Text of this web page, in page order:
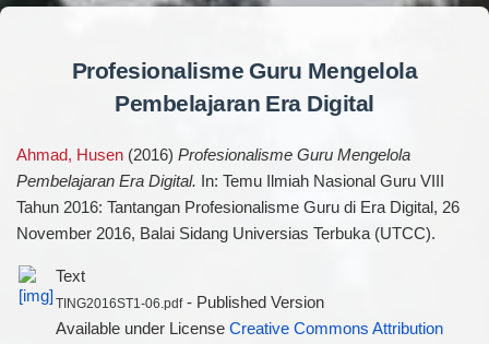
Profesionalisme Guru Mengelola
Pembelajaran Era Digital
Ahmad, Husen(2016) Profesionalisme Guru Mengelola
Pembelajaran Era Digital. In: Temu Ilmiah Nasional Guru VIII
Tahun 2016: Tantangan Profesionalisme Guru di Era Digital, 26
November 2016, Balai Sidang Universias Terbuka (UTCC).
Text
TING2016ST1-06.pdf- Published Version
Available under License Creative Commons Attribution